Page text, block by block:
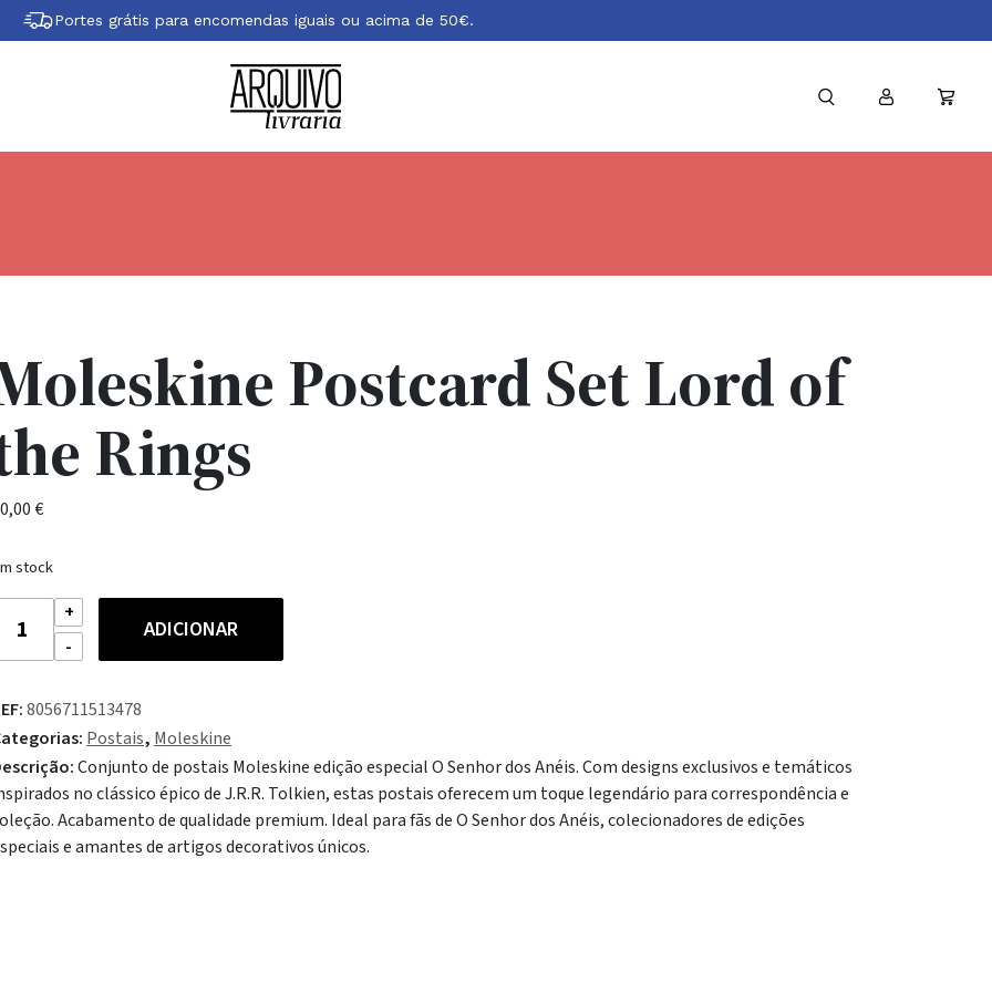
Portes grátis para encomendas iguais ou acima de 50€.
Postcard Set Lord of
Rings
€
stock
Quantidade
ADICIONAR
8056711513478
Postais, Moleskine
Conjunto de postais Moleskine edição especial O Senhor dos Anéis. Com designs exclusivos e temáticos
no clássico épico de J.R.R. Tolkien, estas postais oferecem um toque legendário para correspondência e
Acabamento de qualidade premium. Ideal para fãs de O Senhor dos Anéis, colecionadores de edições
e amantes de artigos decorativos únicos.